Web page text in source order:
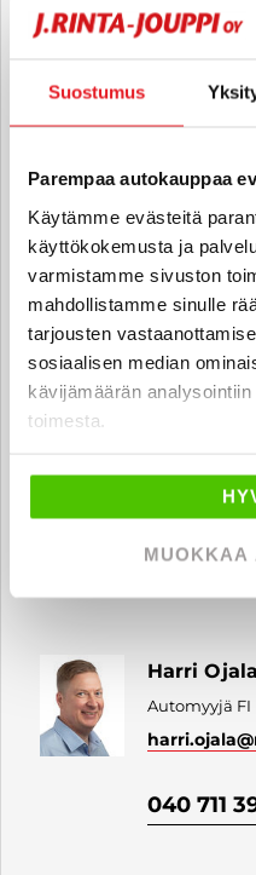
Suostumus
Parempaa autokauppaa
Käytämme evästeitä
käyttökokemusta ja
varmistamme sivuston
mahdollistamme sinulle
tarjousten
sosiaalisen median
kävijämäärän
toimesta.
MUOKKAA
Eetu
Automyyjä,
SV
eetu.lager
040 711
Automyyjä
jimi.esko
Harri Ojala
Automyyjä FI
harri.ojala
040 711